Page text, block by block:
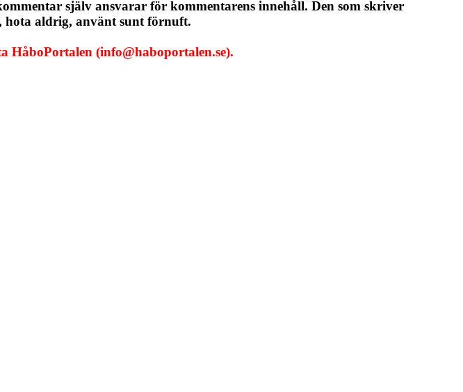
själv ansvarar för kommentarens innehåll. Den som skriver
hota aldrig, använt sunt förnuft.
(info@haboportalen.se).